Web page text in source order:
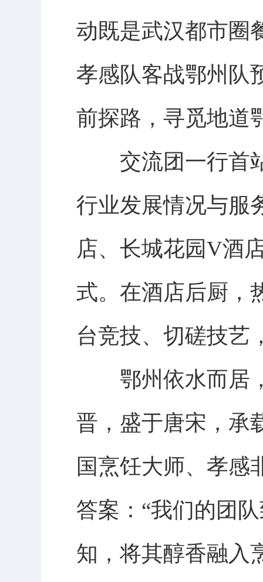
动既是武汉都市圈
孝感队客战鄂州
前探路，寻觅地道
交流团一行首站
行业发展情况与服
店、长城花园V酒
式。在酒店后厨，
台竞技、切磋技艺
鄂州依水而居，
晋，盛于唐宋，承
国烹饪大师、孝感
答案：“我们的团
知，将其醇香融入